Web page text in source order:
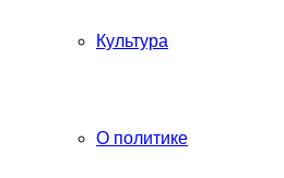
Культура
О политике